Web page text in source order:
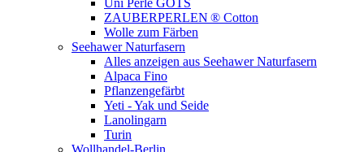
Uni Perle GOTS
ZAUBERPERLEN ® Cotton
Wolle zum Färben
Seehawer Naturfasern
Alles anzeigen aus Seehawer Naturfasern
Alpaca Fino
Pflanzengefärbt
Yeti - Yak und Seide
Lanolingarn
Turin